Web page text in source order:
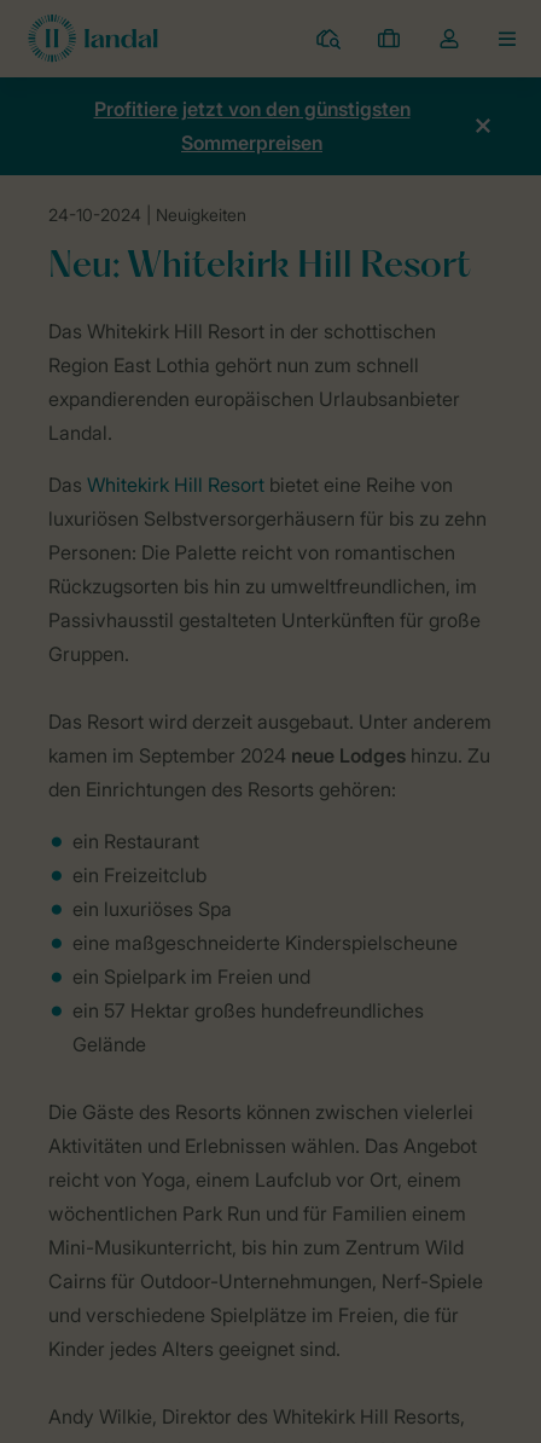
Ferienparks
Meine
Buchungen
Dropdown-
Menü
Kontos
Profitiere jetzt von den günstigsten
Sommerpreisen
Neuigkeiten
24-10-2024 | Neuigkeiten
Neu: Whitekirk Hill Resort
WLL
2LP
The
Weir
Das Whitekirk Hill Resort in der schottischen
Region East Lothia gehört nun zum schnell
expandierenden europäischen Urlaubsanbieter
Landal.
Das Whitekirk Hill Resort bietet eine Reihe von
luxuriösen Selbstversorgerhäusern für bis zu zehn
Personen: Die Palette reicht von romantischen
Rückzugsorten bis hin zu umweltfreundlichen, im
Passivhausstil gestalteten Unterkünften für große
Gruppen.
Das Resort wird derzeit ausgebaut. Unter anderem
kamen im September 2024 neue Lodges hinzu. Zu
den Einrichtungen des Resorts gehören:
ein Restaurant
ein Freizeitclub
ein luxuriöses Spa
eine maßgeschneiderte Kinderspielscheune
ein Spielpark im Freien und
ein 57 Hektar großes hundefreundliches
Gelände
Die Gäste des Resorts können zwischen vielerlei
Aktivitäten und Erlebnissen wählen. Das Angebot
reicht von Yoga, einem Laufclub vor Ort, einem
wöchentlichen Park Run und für Familien einem
Mini-Musikunterricht, bis hin zum Zentrum Wild
Cairns für Outdoor-Unternehmungen, Nerf-Spiele
und verschiedene Spielplätze im Freien, die für
Kinder jedes Alters geeignet sind.
Andy Wilkie, Direktor des Whitekirk Hill Resorts,